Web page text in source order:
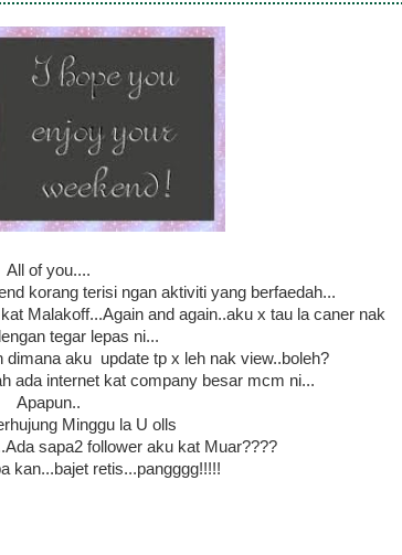
All of you....
korang terisi ngan aktiviti yang berfaedah...
Malakoff...Again and again..aku x tau la caner nak
tegar lepas ni...
dimana aku update tp x leh nak view..boleh?
ada internet kat company besar mcm ni...
Apapun..
Minggu la U olls
sapa2 follower aku kat Muar????
kan...bajet retis...pangggg!!!!!